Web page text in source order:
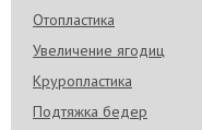
Отопластика
Увеличение ягодиц
Круропластика
Подтяжка бедер